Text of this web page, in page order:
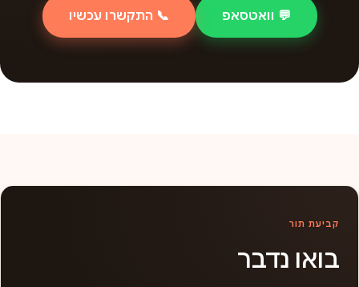
💬 וואטסאפ 📞 התקשרו עכשיו
קביעת תור
בואו נדבר